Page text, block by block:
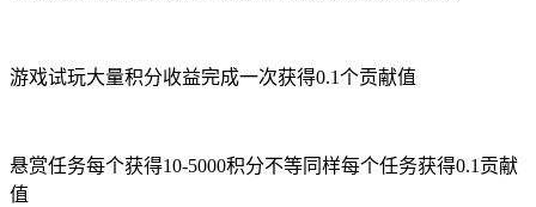
游戏试玩大量积分收益完成一次获得0.1个贡献值
悬赏任务每个获得10-5000积分不等同样每个任务获得0.1贡献
值